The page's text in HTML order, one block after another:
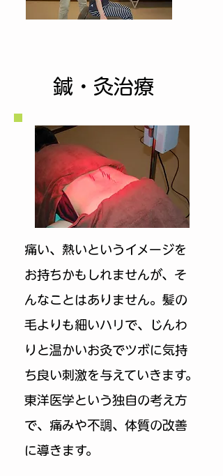
​鍼・灸治療
痛い、熱いというイメージを
お持ちかもしれませんが、そ
んなことはありません。髪の
毛よりも細いハリで、じんわ
りと温かいお灸でツボに気持
ち良い刺激を与えていきます。
東洋医学という独自の考え方
で、痛みや不調、体質の改善
に導きます。